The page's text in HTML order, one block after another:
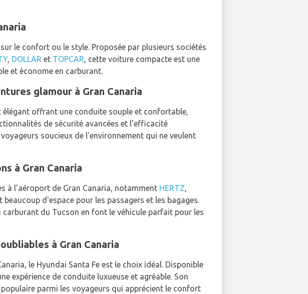
le confort ou le style. Proposée par plusieurs sociétés
, DOLLAR et TOPCAR, cette voiture compacte est une
et économe en carburant.
glamour à Gran Canaria
élégant offrant une conduite souple et confortable,
de sécurité avancées et l'efficacité
soucieux de l'environnement qui ne veulent
à Gran Canaria
à l'aéroport de Gran Canaria, notamment HERTZ,
d'espace pour les passagers et les bagages.
du Tucson en font le véhicule parfait pour les
à Gran Canaria
le Hyundai Santa Fe est le choix idéal. Disponible
expérience de conduite luxueuse et agréable. Son
parmi les voyageurs qui apprécient le confort